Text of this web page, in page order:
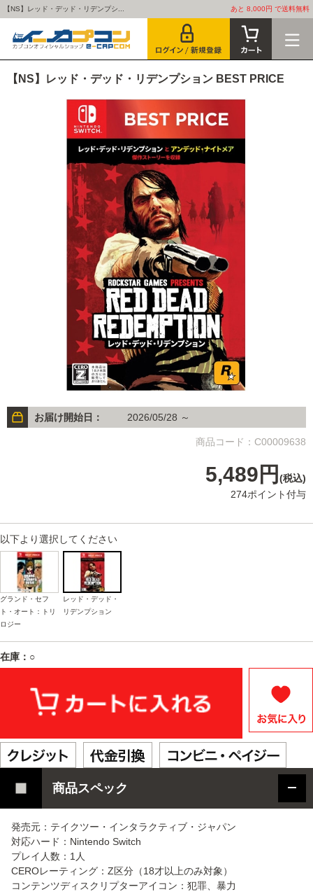
【NS】レッド・デッド・リデンプシ... あと 8,000円 で送料無料
【NS】レッド・デッド・リデンプション BEST PRICE
お届け開始日： 2026/05/28 ～
商品コード：C00009638
5,489円 (税込)
274ポイント付与
以下より選択してください
グランド・セフ
ト・オート：トリ
ロジー
レッド・デッド・
リデンプション
在庫：○
商品スペック
発売元：テイクツー・インタラクティブ・ジャパン
対応ハード：Nintendo Switch
プレイ人数：1人
CEROレーティング：Z区分（18才以上のみ対象）
コンテンツディスクリプターアイコン：犯罪、暴力